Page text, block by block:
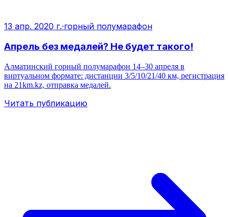
13 апр. 2020 г.·горный полумарафон
Апрель без медалей? Не будет такого!
Алматинский горный полумарафон 14–30 апреля в
виртуальном формате: дистанции 3/5/10/21/40 км, регистрация
на 21km.kz, отправка медалей.
Читать публикацию